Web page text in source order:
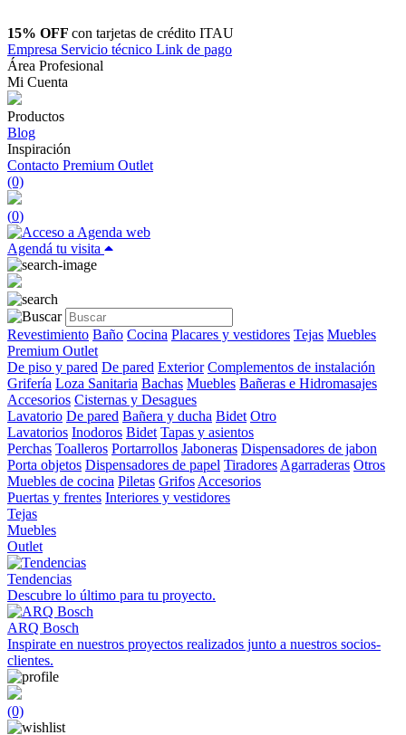
15% OFF con tarjetas de crédito ITAU
Empresa Servicio técnico Link de pago
Área Profesional
Mi Cuenta
Productos
Blog
Inspiración
Contacto Premium Outlet
(0)
(0)
Agendá tu visita
Revestimiento Baño Cocina Placares y vestidores Tejas Muebles
Premium Outlet
De piso y pared De pared Exterior Complementos de instalación
Grifería Loza Sanitaria Bachas Muebles Bañeras e Hidromasajes
Accesorios Cisternas y Desagues
Lavatorio De pared Bañera y ducha Bidet Otro
Lavatorios Inodoros Bidet Tapas y asientos
Perchas Toalleros Portarrollos Jaboneras Dispensadores de jabon
Porta objetos Dispensadores de papel Tiradores Agarraderas Otros
Muebles de cocina Piletas Grifos Accesorios
Puertas y frentes Interiores y vestidores
Tejas
Muebles
Outlet
Tendencias
Descubre lo último para tu proyecto.
ARQ Bosch
Inspirate en nuestros proyectos realizados junto a nuestros socios-
clientes.
(0)